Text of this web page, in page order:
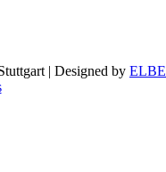
| Designed by ELBE